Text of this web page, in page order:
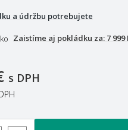
a údržbu potrebujete
Zaistíme aj pokládku za: 7 999
s DPH